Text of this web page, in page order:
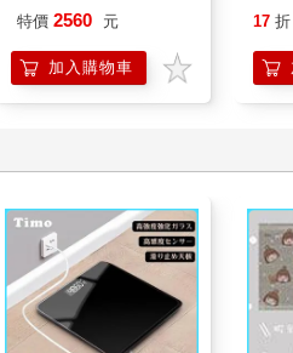
筆 ED.5 條紋銀
特價 2560 元
加入購物車
17 折